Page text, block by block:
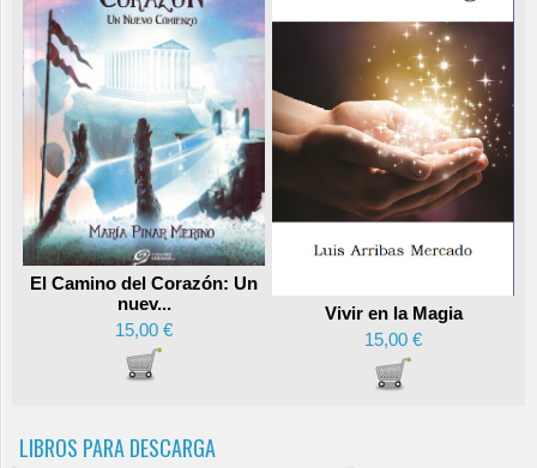
El Camino del Corazón: Un
nuev...
15,00 €
Vivir en la Magia
15,00 €
LIBROS PARA DESCARGA